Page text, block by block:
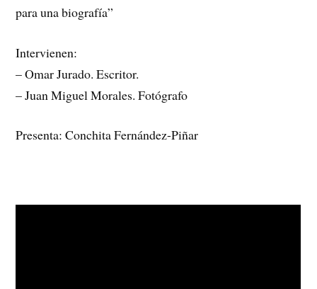
para una biografía”
Intervienen:
– Omar Jurado. Escritor.
– Juan Miguel Morales. Fotógrafo
Presenta: Conchita Fernández-Piñar